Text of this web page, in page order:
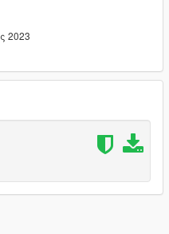
And also new ideas.
2023